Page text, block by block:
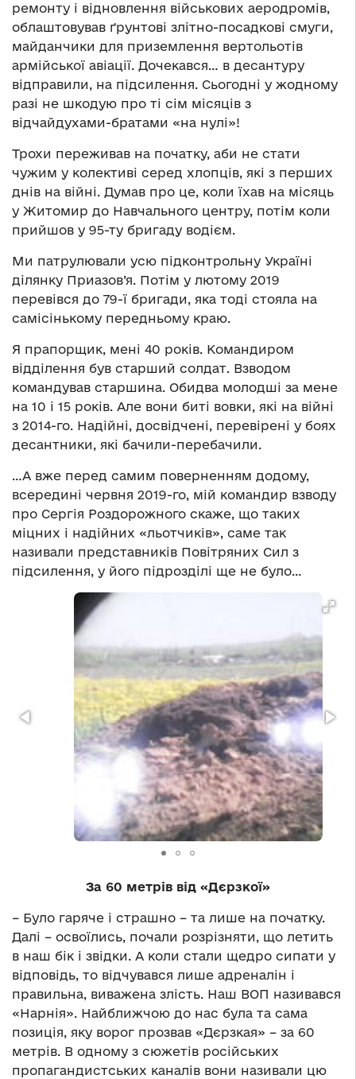
ремонту і відновлення військових аеродромів,
облаштовував ґрунтові злітно-посадкові смуги,
майданчики для приземлення вертольотів
армійської авіації. Дочекався… в десантуру
відправили, на підсилення. Сьогодні у жодному
разі не шкодую про ті сім місяців з
відчайдухами-братами «на нулі»!
Трохи переживав на початку, аби не стати
чужим у колективі серед хлопців, які з перших
днів на війні. Думав про це, коли їхав на місяць
у Житомир до Навчального центру, потім коли
прийшов у 95-ту бригаду водієм.
Ми патрулювали усю підконтрольну Україні
ділянку Приазов’я. Потім у лютому 2019
перевівся до 79-ї бригади, яка тоді стояла на
самісінькому передньому краю.
Я прапорщик, мені 40 років. Командиром
відділення був старший солдат. Взводом
командував старшина. Обидва молодші за мене
на 10 і 15 років. Але вони биті вовки, які на війні
з 2014-го. Надійні, досвідчені, перевірені у боях
десантники, які бачили-перебачили.
…А вже перед самим поверненням додому,
всередині червня 2019-го, мій командир взводу
про Сергія Роздорожного скаже, що таких
міцних і надійних «льотчиків», саме так
називали представників Повітряних Сил з
підсилення, у його підрозділі ще не було…
За 60 метрів від «Дєрзкої»
– Було гаряче і страшно – та лише на початку.
Далі – освоїлись, почали розрізняти, що летить
в наш бік і звідки. А коли стали щедро сипати у
відповідь, то відчувався лише адреналін і
правильна, виважена злість. Наш ВОП називався
«Нарнія». Найближчою до нас була та сама
позиція, яку ворог прозвав «Дєрзкая» – за 60
метрів. В одному з сюжетів російських
пропагандистських каналів вони називали цю